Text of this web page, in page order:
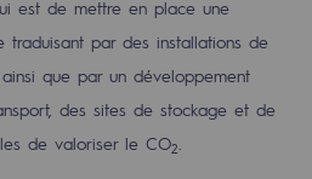
au réseau de gaz
gaz
est de mettre en place une
par des installations de
que par un développement
des sites de stockage et de
de valoriser le CO2